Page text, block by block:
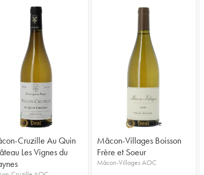
Cruzille Au Quin
Les Vignes du
Mâcon-Villages Boisson
Frère et Soeur
Mâcon-Villages AOC